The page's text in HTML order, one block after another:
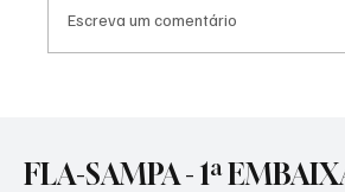
Escreva um comentário
FLA-SAMPA - 1ª